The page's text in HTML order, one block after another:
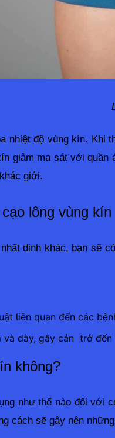
nhiệt độ vùng kín. Khi
giảm ma sát với
giới.
lông vùng kín
định khác, bạn sẽ
liên quan đến các
dày, gây cản trở đến
không?
như thế nào đối với
cách sẽ gây nên